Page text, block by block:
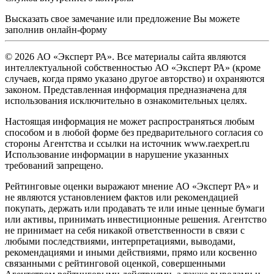
Высказать свое замечание или предложение Вы можете
заполнив онлайн-форму
© 2026 АО «Эксперт РА». Все материалы сайта являются
интеллектуальной собственностью АО «Эксперт РА» (кроме
случаев, когда прямо указано другое авторство) и охраняются
законом. Представленная информация предназначена для
использования исключительно в ознакомительных целях.
Настоящая информация не может распространяться любым
способом и в любой форме без предварительного согласия со
стороны Агентства и ссылки на источник www.raexpert.ru
Использование информации в нарушение указанных
требований запрещено.
Рейтинговые оценки выражают мнение АО «Эксперт РА» и
не являются установлением фактов или рекомендацией
покупать, держать или продавать те или иные ценные бумаги
или активы, принимать инвестиционные решения. Агентство
не принимает на себя никакой ответственности в связи с
любыми последствиями, интерпретациями, выводами,
рекомендациями и иными действиями, прямо или косвенно
связанными с рейтинговой оценкой, совершенными